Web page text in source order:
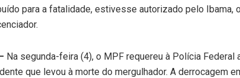
para a fatalidade, estivesse autorizado pelo Ibama,
Na segunda-feira (4), o MPF requereu à Polícia Federal
que levou à morte do mergulhador. A derrocagem